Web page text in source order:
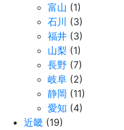
富山 (1)
石川 (3)
福井 (3)
山梨 (1)
長野 (7)
岐阜 (2)
静岡 (11)
愛知 (4)
近畿 (19)